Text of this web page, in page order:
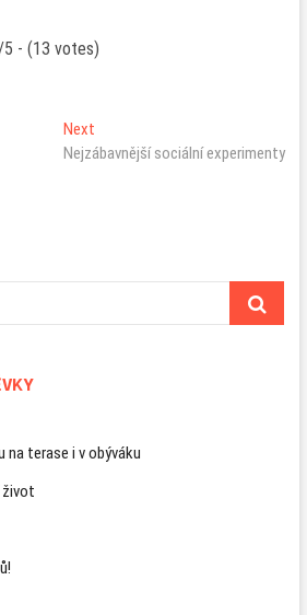
5 - (13 votes)
Next
post:
Nejzábavnější sociální experimenty
na terase i v obýváku
život